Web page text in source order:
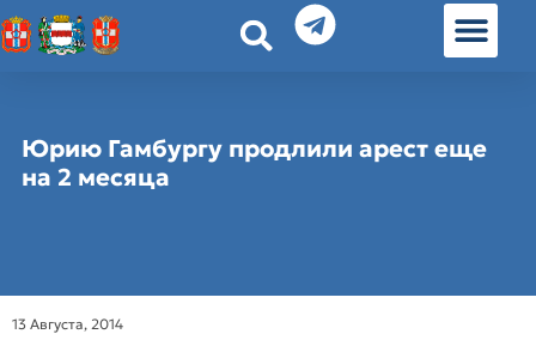
Юрию Гамбургу продлили арест еще
на 2 месяца
13 Августа, 2014